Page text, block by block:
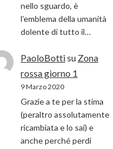
nello sguardo, è
l’emblema della umanità
dolente di tutto il…
PaoloBottisu Zona
rossa giorno 1
9 Marzo 2020
Grazie a te per la stima
(peraltro assolutamente
ricambiata e lo sai) e
anche perché perdi